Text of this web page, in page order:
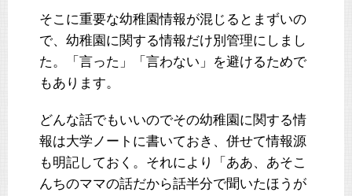
そこに重要な幼稚園情報が混じるとまずいの
で、幼稚園に関する情報だけ別管理にしまし
た。「言った」「言わない」を避けるためで
もあります。
どんな話でもいいのでその幼稚園に関する情
報は大学ノートに書いておき、併せて情報源
も明記しておく。それにより「ああ、あそこ
んちのママの話だから話半分で聞いたほうが